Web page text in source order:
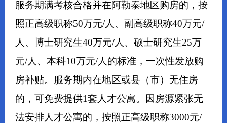
服务期满考核合格并在阿勒泰地区购房的，按
照正高级职称50万元/人、副高级职称40万元/
人、博士研究生40万元/人、硕士研究生25万
元/人、本科10万元/人的标准，一次性发放购
房补贴。服务期内在地区或县（市）无住房
的，可免费提供1套人才公寓。因房源紧张无
法安排人才公寓的，按照正高级职称3000元/